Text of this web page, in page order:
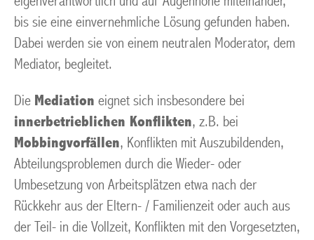
bis sie eine einvernehmliche Lösung gefunden haben.
Dabei werden sie von einem neutralen Moderator, dem
Mediator, begleitet.
Die Mediation eignet sich insbesondere bei
innerbetrieblichen Konflikten, z.B. bei
Mobbingvorfällen, Konflikten mit Auszubildenden,
Abteilungsproblemen durch die Wieder- oder
Umbesetzung von Arbeitsplätzen etwa nach der
Rückkehr aus der Eltern- / Familienzeit oder auch aus
der Teil- in die Vollzeit, Konflikten mit den Vorgesetzten,